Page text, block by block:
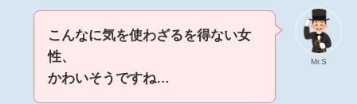
Mr.S
こんなに気を使わざるを得ない女
性、
かわいそうですね…